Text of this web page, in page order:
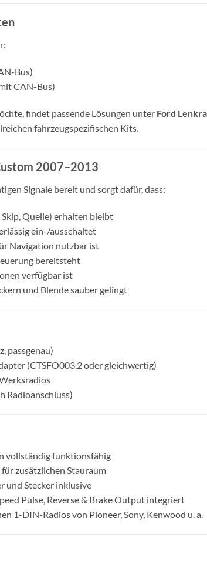
Bus)
CAN-Bus)
findet passende Lösungen unter Ford
fahrzeugspezifischen Kits.
2007–2013
Signale bereit und sorgt dafür, dass:
Quelle) erhalten bleibt
ein-/ausschaltet
Navigation nutzbar ist
bereitsteht
verfügbar ist
und Blende sauber gelingt
passgenau)
(CTSFO003.2 oder gleichwertig)
Radioanschluss)
vollständig funktionsfähig
zusätzlichen Stauraum
und Stecker inklusive
Pulse, Reverse & Brake Output integriert
1-DIN-Radios von Pioneer, Sony, Kenwood u. a.